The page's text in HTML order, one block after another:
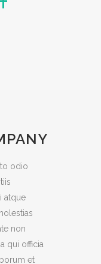
odio
atque
non
qui officia
et